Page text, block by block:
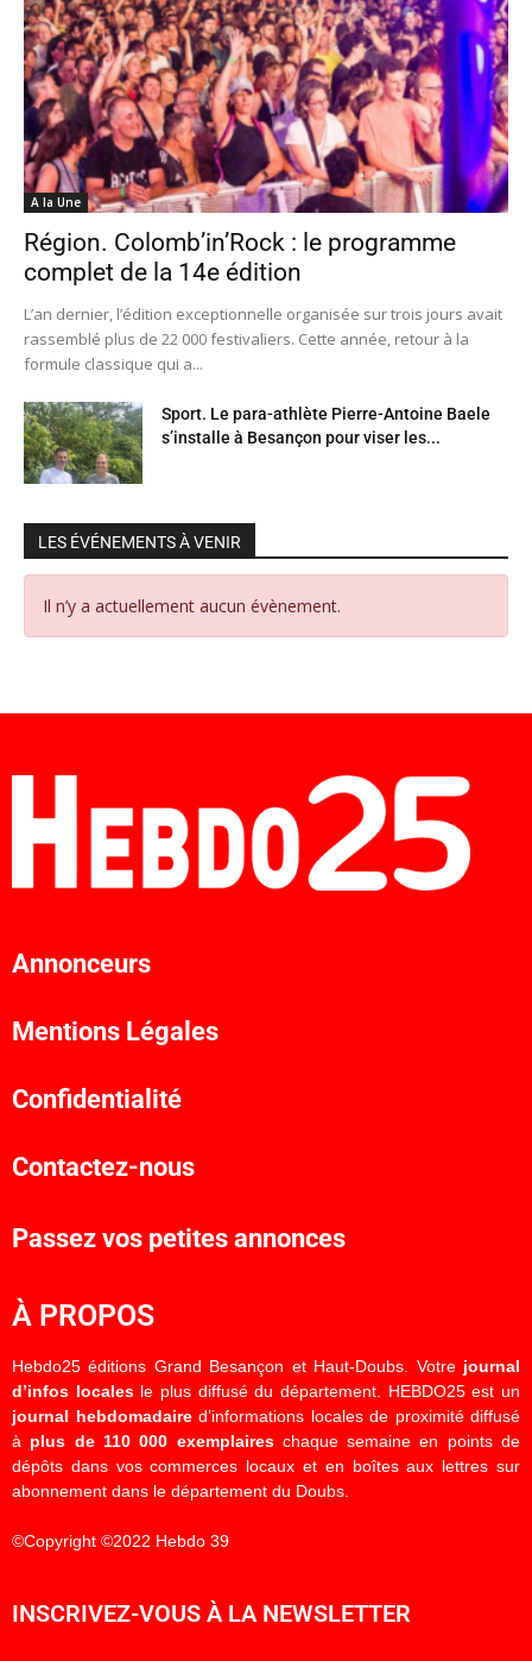
A la Une
Région. Colomb’in’Rock : le programme
complet de la 14e édition
L’an dernier, l’édition exceptionnelle organisée sur trois jours avait
rassemblé plus de 22 000 festivaliers. Cette année, retour à la
formule classique qui a...
Sport. Le para-athlète Pierre-Antoine Baele
s’installe à Besançon pour viser les...
LES ÉVÉNEMENTS À VENIR
Il n’y a actuellement aucun évènement.
Annonceurs
Mentions Légales
Confidentialité
Contactez-nous
Passez vos petites annonces
À PROPOS
Hebdo25 éditions Grand Besançon et Haut-Doubs. Votre journal
d’infos localesle plus diffusé du département. HEBDO25 est un
journal hebdomadaired’informations locales de proximité diffusé
à plus de 110 000 exemplaireschaque semaine en points de
dépôts dans vos commerces locaux et en boîtes aux lettres sur
abonnement dans le département du Doubs.
©Copyright ©2022 Hebdo 39
INSCRIVEZ-VOUS À LA NEWSLETTER